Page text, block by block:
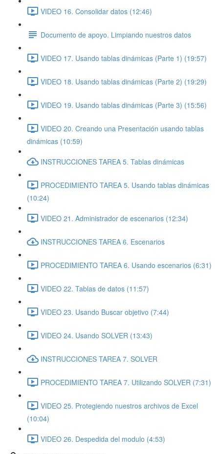
VIDEO 16. Consolidar datos (12:46)
Documento de apoyo. Limpiando nuestros datos
VIDEO 17. Usando tablas dinámicas (Parte 1) (19:57)
VIDEO 18. Usando tablas dinámicas (Parte 2) (19:29)
VIDEO 19. Usando tablas dinámicas (Parte 3) (15:56)
VIDEO 20. Creando una Presentación usando tablas
dinámicas (10:59)
INSTRUCCIONES TAREA 5. Tablas dinámicas
PROCEDIMIENTO TAREA 5. Usando tablas dinámicas
(10:24)
VIDEO 21. Administrador de escenarios (12:34)
INSTRUCCIONES TAREA 6. Escenarios
PROCEDIMIENTO TAREA 6. Usando escenarios (6:31)
VIDEO 22. Tablas de datos (11:57)
VIDEO 23. Usando Buscar objetivo (7:44)
VIDEO 24. Usando SOLVER (13:43)
INSTRUCCIONES TAREA 7. SOLVER
PROCEDIMIENTO TAREA 7. Utilizando SOLVER (7:31)
VIDEO 25. Protegiendo nuestros archivos de Excel
(10:04)
VIDEO 26. Despedida del modulo (4:53)